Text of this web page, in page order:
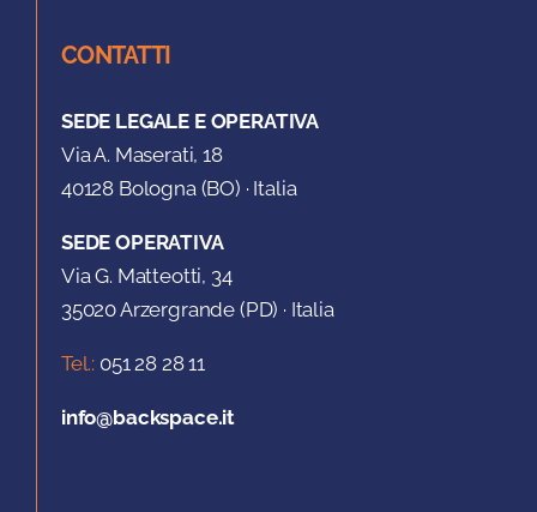
CONTATTI
SEDE LEGALE E OPERATIVA
Via A. Maserati, 18
40128 Bologna (BO) · Italia
SEDE OPERATIVA
Via G. Matteotti, 34
35020 Arzergrande (PD) · Italia
Tel.: 051 28 28 11
info@backspace.it